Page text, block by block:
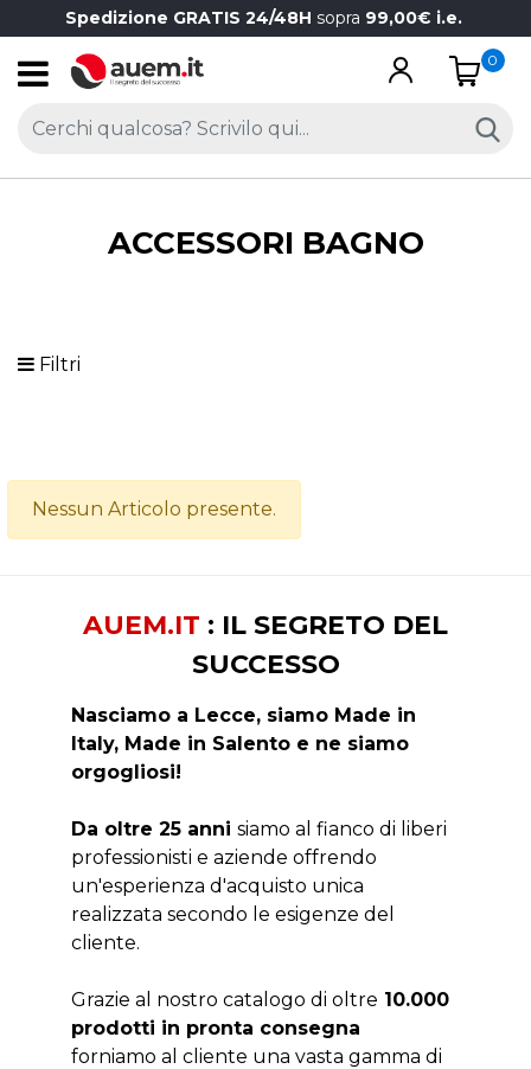
Spedizione GRATIS 24/48H sopra 99,00€ i.e.
Open
0
ACCESSORI BAGNO
Filtri
Nessun Articolo presente.
AUEM.IT : IL SEGRETO DEL
SUCCESSO
Nasciamo a Lecce, siamo Made in
Italy, Made in Salento e ne siamo
orgogliosi!
Da oltre 25 anni siamo al fianco di liberi
professionisti e aziende offrendo
un'esperienza d'acquisto unica
realizzata secondo le esigenze del
cliente.
Grazie al nostro catalogo di oltre 10.000
prodotti in pronta consegna
forniamo al cliente una vasta gamma di